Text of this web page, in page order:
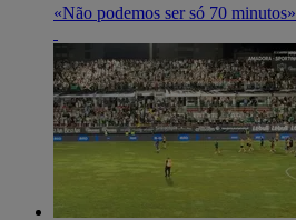
«Não podemos ser só 70 minutos»